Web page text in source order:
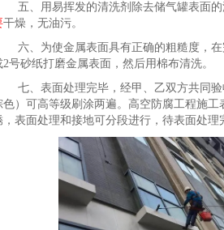
五、用易挥发的清洗剂除去储气罐表面
干燥，无油污。
六、为使金属表面具有正确的粗糙度，
2号砂纸打磨金属表面，然后用棉布清洗。
七、表面处理完毕，经甲、乙双方共同
色）可高等级刷涂两遍。高空防腐工程施
，表面处理和接地可分段进行，待表面处理